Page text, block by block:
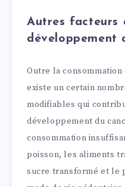
Autres facteurs
développement
Outre la
existe un certain
modifiables qui
développement du
consommation
poisson, les aliments
sucre transformé et le